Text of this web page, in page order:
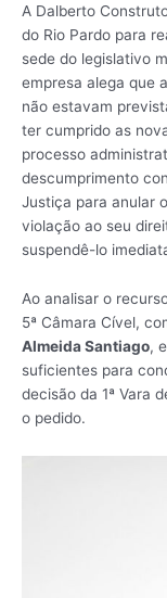
A Dalberto
do Rio Pardo para
sede do legislativo
empresa alega que
não estavam
ter cumprido as
processo
descumprimento
Justiça para anular
violação ao seu
suspendê-lo
Ao analisar o
5ª Câmara Cível,
Almeida Santiago,
suficientes para
decisão da 1ª Vara
o pedido.